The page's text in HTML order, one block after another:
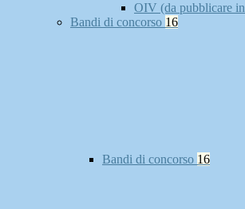
OIV (da pubblicare
Bandi di concorso 16
Bandi di concorso 16